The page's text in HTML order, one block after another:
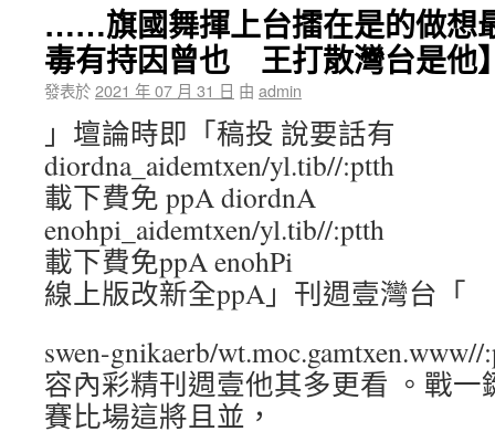
……旗國舞揮上台擂在是的做
毒有持因曾也 王打散灣台是他
發表於2021 年 07 月 31 日 由 admin
」壇論時即「稿投 說要話有
diordna_aidemtxen/yl.tib//:ptth
載下費免 ppA diordnA
enohpi_aidemtxen/yl.tib//:ptth
載下費免ppA enohPi
線上版改新全ppA」刊週壹灣台「
swen-gnikaerb/wt.moc.gamtxen.www//
容內彩精刊週壹他其多更看 。戰
賽比場這將且並，